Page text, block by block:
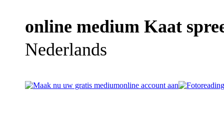
online medium Kaat
Nederlands